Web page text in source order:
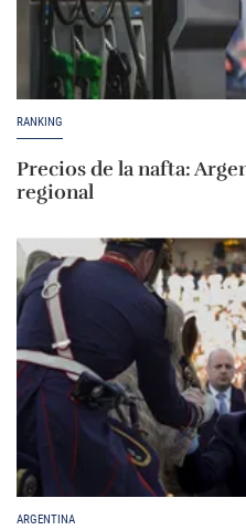
RANKING
Precios de la nafta:
regional
ARGENTINA